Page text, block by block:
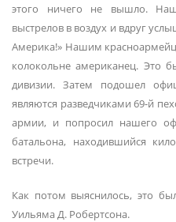
этого ничего не вышло.
выстрелов в воздух и вдруг
Америка!» Нашим
колокольне американец. Это
дивизии. Затем подошел
являются разведчиками 69-й
армии, и попросил нашего
батальона, находившийся
встречи.
Как потом выяснилось, это
Уильяма Д. Робертсона.